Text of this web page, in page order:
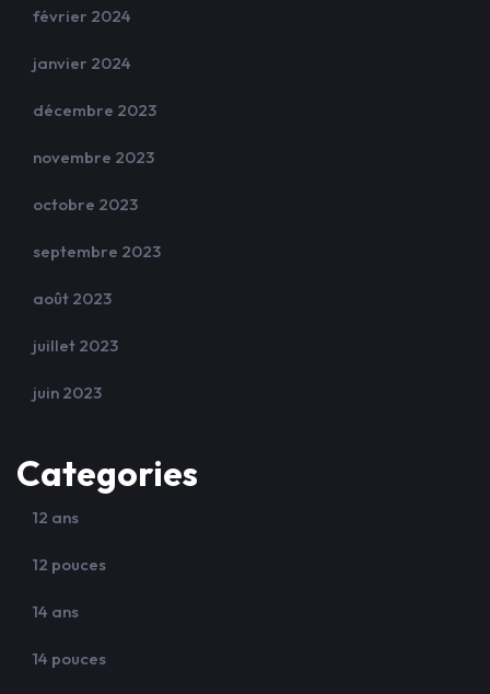
février 2024
janvier 2024
décembre 2023
novembre 2023
octobre 2023
septembre 2023
août 2023
juillet 2023
juin 2023
Categories
12 ans
12 pouces
14 ans
14 pouces